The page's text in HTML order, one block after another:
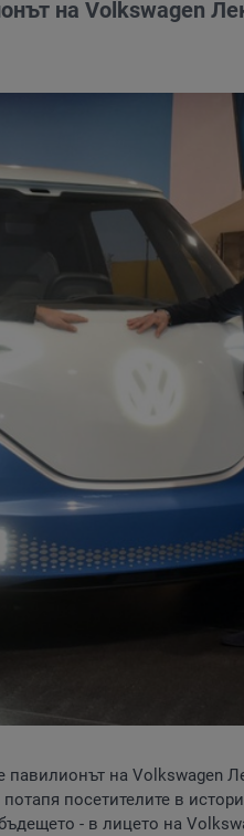
на Volkswagen
на Volkswagen
посетителите в
- в лицето на